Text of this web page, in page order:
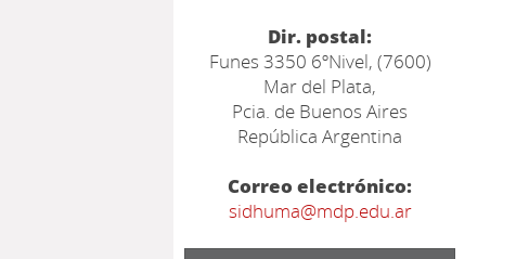
Dir. postal:
Funes 3350 6ºNivel, (7600)
Mar del Plata,
Pcia. de Buenos Aires
República Argentina
Correo electrónico:
sidhuma@mdp.edu.ar